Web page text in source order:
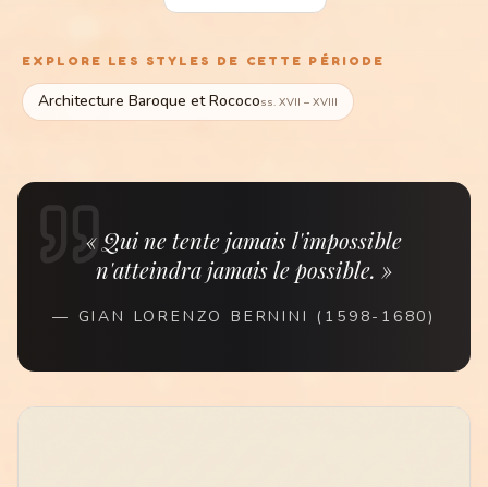
EXPLORE LES STYLES DE CETTE PÉRIODE
Architecture Baroque et Rococoss. XVII – XVIII
« Qui ne tente jamais l'impossible
n'atteindra jamais le possible. »
— GIAN LORENZO BERNINI (1598-1680)